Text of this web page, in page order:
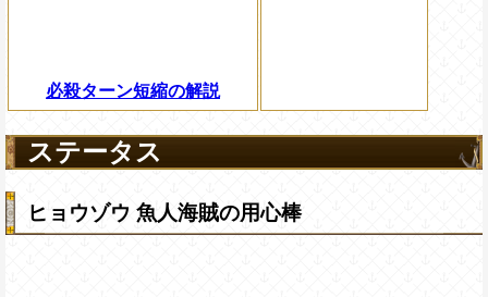
必殺ターン短縮の解説
ステータス
ヒョウゾウ 魚人海賊の用心棒